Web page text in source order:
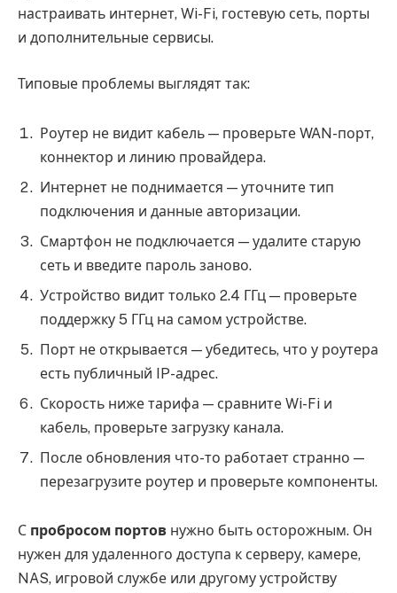
настраивать интернет, Wi-Fi, гостевую сеть, порты
и дополнительные сервисы.
Типовые проблемы выглядят так:
Роутер не видит кабель — проверьте WAN-порт,
коннектор и линию провайдера.
Интернет не поднимается — уточните тип
подключения и данные авторизации.
Смартфон не подключается — удалите старую
сеть и введите пароль заново.
Устройство видит только 2.4 ГГц — проверьте
поддержку 5 ГГц на самом устройстве.
Порт не открывается — убедитесь, что у роутера
есть публичный IP-адрес.
Скорость ниже тарифа — сравните Wi-Fi и
кабель, проверьте загрузку канала.
После обновления что-то работает странно —
перезагрузите роутер и проверьте компоненты.
С пробросом портов нужно быть осторожным. Он
нужен для удаленного доступа к серверу, камере,
NAS, игровой службе или другому устройству